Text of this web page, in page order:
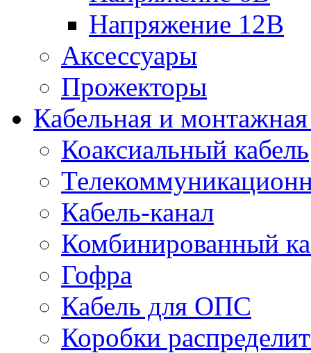
Напряжение 12В
Аксессуары
Прожекторы
Кабельная и
Коаксиальный кабель
Кабель-канал
Комбинированный
Гофра
Кабель для ОПС
Коробки